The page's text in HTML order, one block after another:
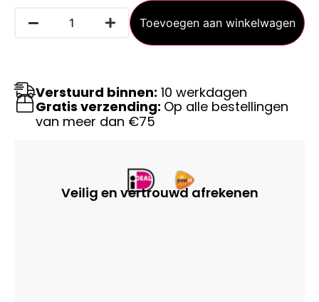
Toevoegen aan winkelwagen
Verstuurd binnen: 10 werkdagen
Gratis verzending: Op alle bestellingen
van meer dan €75
Veilig en vertrouwd afrekenen